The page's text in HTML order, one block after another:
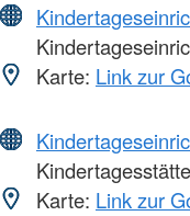
Karte: Link zur
Karte: Link zur